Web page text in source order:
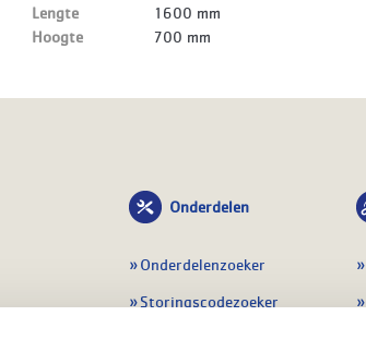
Lengte
1600 mm
Hoogte
700 mm
Onderdelen
Onderdelenzoeker
Storingscodezoeker